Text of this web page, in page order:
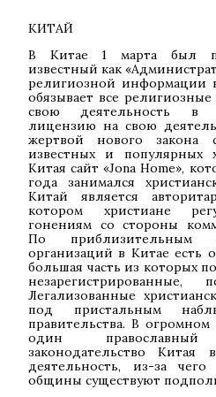
КИТАЙ
В Китае 1 марта был
известный как
религиозной информации
обязывает все
свою деятельность в
лицензию на свою
жертвой нового
известных и популярных
Китая сайт «Jona Home»,
года занимался
Китай является
котором христиане
гонениям со стороны
По приблизительным
организаций в Китае есть
большая часть из которых
Легализованные
под пристальным
правительства. В
один
законодательство Китая
деятельность, из-за
общины существуют